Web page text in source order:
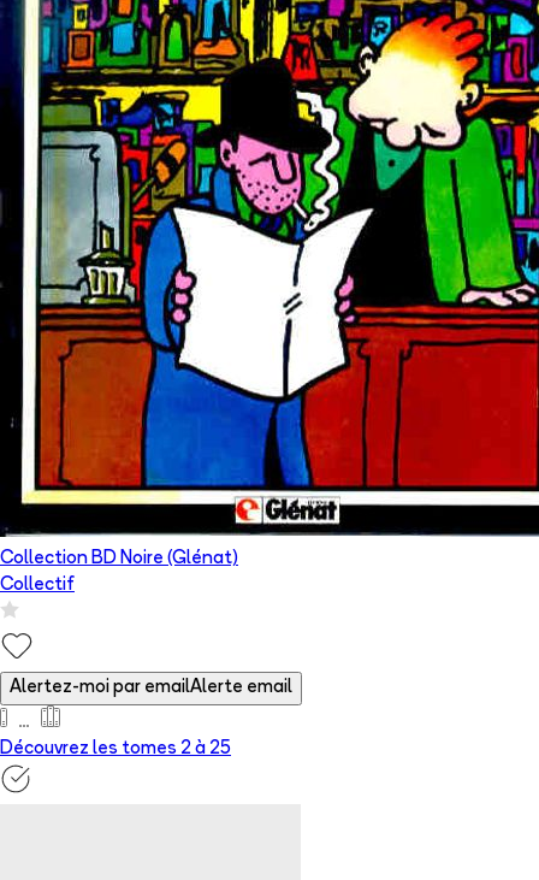
Collection BD Noire (Glénat)
Collectif
Alertez-moi par emailAlerte email
Découvrez les tomes 2 à 25